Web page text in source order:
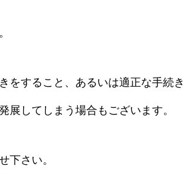
をすること、あるいは適正な手続き
展してしまう場合もございます。
下さい。